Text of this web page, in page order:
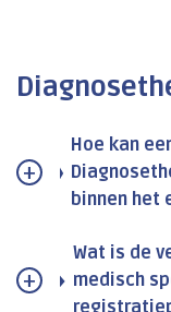
Hoe kan
binnen het
Wat is de
medisch